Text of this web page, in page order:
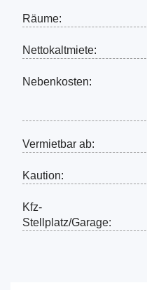
Räume:
Nettokaltmiete:
Nebenkosten:
Vermietbar ab:
Kaution:
Kfz-
Stellplatz/Garage: